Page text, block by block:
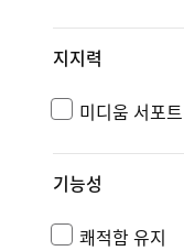
지지력
미디움 서포트
기능성
쾌적함 유지